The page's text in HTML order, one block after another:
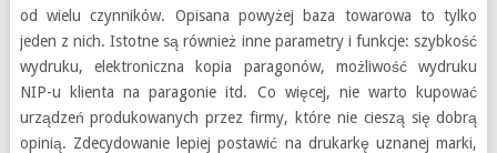
od wielu czynników. Opisana powyżej baza towarowa to tylko
jeden z nich. Istotne są również inne parametry i funkcje: szybkość
wydruku, elektroniczna kopia paragonów, możliwość wydruku
NIP-u klienta na paragonie itd. Co więcej, nie warto kupować
urządzeń produkowanych przez firmy, które nie cieszą się dobrą
opinią. Zdecydowanie lepiej postawić na drukarkę uznanej marki,